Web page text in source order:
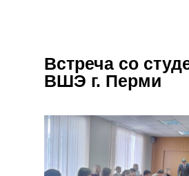
Встреча со
ВШЭ г. Перми